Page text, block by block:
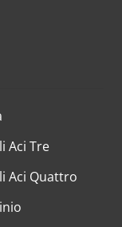
Aci Tre
Aci Quattro